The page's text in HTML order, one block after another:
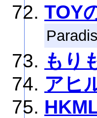
TOY
もり
アヒ